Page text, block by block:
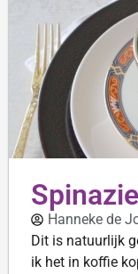
Hanneke de
Dit is natuurlijk
ik het in koffie